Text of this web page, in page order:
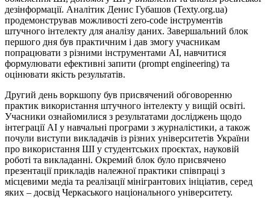
дезінформації. Аналітик Денис Губашов (Texty.org.ua)
продемонстрував можливості zero-code інструментів
штучного інтелекту для аналізу даних. Завершальний блок
першого дня був практичним і дав змогу учасникам
попрацювати з різними інструментами AI, навчитися
формулювати ефективні запити (prompt engineering) та
оцінювати якість результатів.
Другий день воркшопу був присвячений обговоренню
практик використання штучного інтелекту у вищій освіті.
Учасники ознайомилися з результатами досліджень щодо
інтеграції AI у навчальні програми з журналістики, а також
почули виступи викладачів із різних університетів України
про використання ШІ у студентських проєктах, науковій
роботі та викладанні. Окремий блок було присвячено
презентації прикладів належної практики співпраці з
місцевими медіа та реалізації мінігрантових ініціатив, серед
яких – досвід Черкаського національного університету.